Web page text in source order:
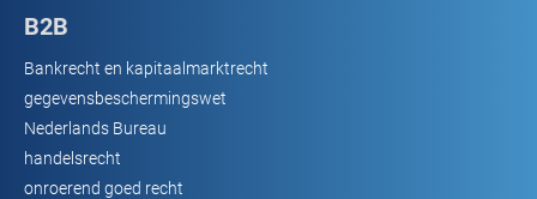
B2B
Bankrecht en kapitaalmarktrecht
gegevensbeschermingswet
Nederlands Bureau
handelsrecht
onroerend goed recht